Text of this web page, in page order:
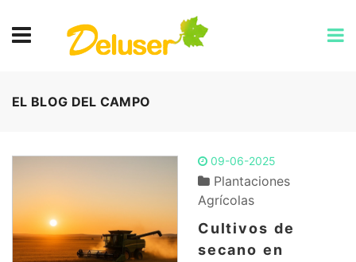
EL BLOG DEL CAMPO
09-06-2025
Plantaciones
Agrícolas
Cultivos de
secano en